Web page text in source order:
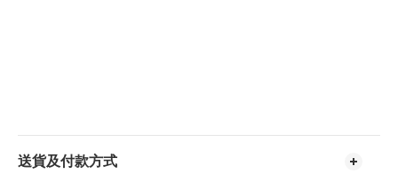
送貨及付款方式